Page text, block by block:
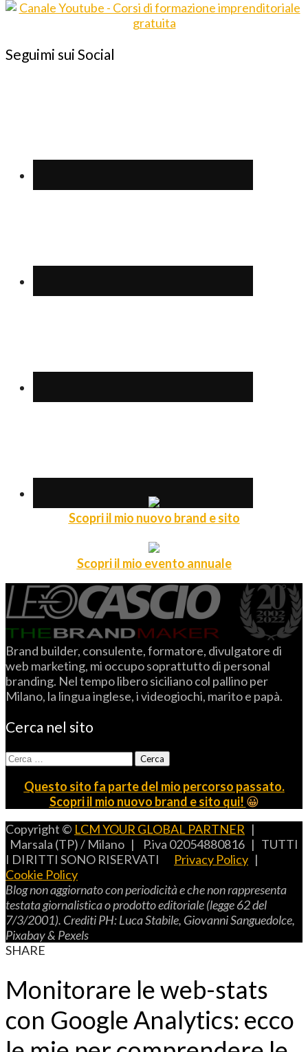
Seguimi sui Social
Scopri il mio nuovo brand e sito
Scopri il mio evento annuale
Brand builder, consulente, formatore, divulgatore di
web marketing, mi occupo soprattutto di personal
branding. Nel tempo libero siciliano col pallino per
Milano, la lingua inglese, i videogiochi, marito e papà.
Cerca nel sito
Ricerca
Questo sito fa parte del mio percorso passato.
Scopri il mio nuovo brand e sito qui! 😀
Copyright © LCM YOUR GLOBAL PARTNER |
Marsala (TP) / Milano | P.iva 02054880816 | TUTTI
I DIRITTI SONO RISERVATI Privacy Policy |
Cookie Policy
Blog non aggiornato con periodicità e che non rappresenta
testata giornalistica o prodotto editoriale (legge 62 del
7/3/2001). CreditiPH: LucaStabile, GiovanniSanguedolce,
Pixabay& Pexels
SHARE
Monitorare le web-stats
con Google Analytics: ecco